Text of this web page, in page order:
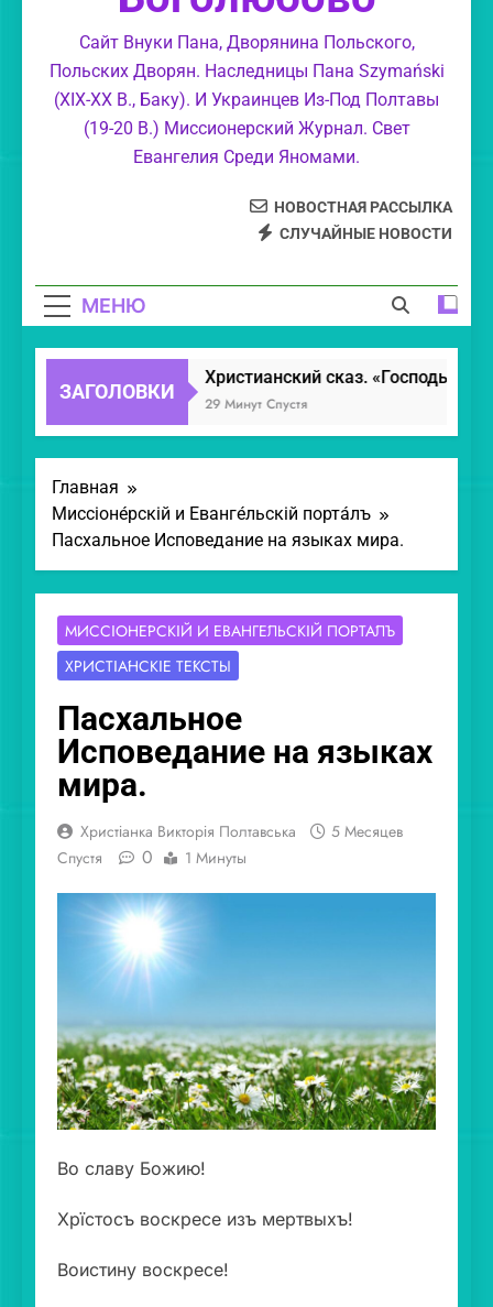
Христе Боже — Манна Небесная.»
Леонид. Разоблачение лукавых бесов.
О лжевидениях. И различении духов.
Год Рождества Христова.
Сайт Внуки Пана, Дворянина Польского,
Польских Дворян. Наследницы Пана Szymański
(XIX-XX В., Баку). И Украинцев Из-Под Полтавы
(19-20 В.) Миссионерский Журнал. Свет
Евангелия Среди Яномами.
НОВОСТНАЯ РАССЫЛКА
СЛУЧАЙНЫЕ НОВОСТИ
МЕНЮ
ЗАГОЛОВКИ
Христианский сказ. «Господь
29 Минут Спустя
Главная
Миссіоне́рскій и Еванге́льскій порта́лъ
Пасхальное Исповедание на языках мира.
МИССІОНЕ́РСКІЙ И ЕВАНГЕ́ЛЬСКІЙ ПОРТА́ЛЪ
ХРИСТІА́НСКІЕ ТЕ́КСТЫ
Пасхальное
Исповедание на языках
мира.
Христіанка Викторія Полтавська
5 Месяцев
Спустя
0 1 Минуты
Во славу Божию!
Хрїстосъ воскресе изъ мертвыхъ!
Воистину воскресе!